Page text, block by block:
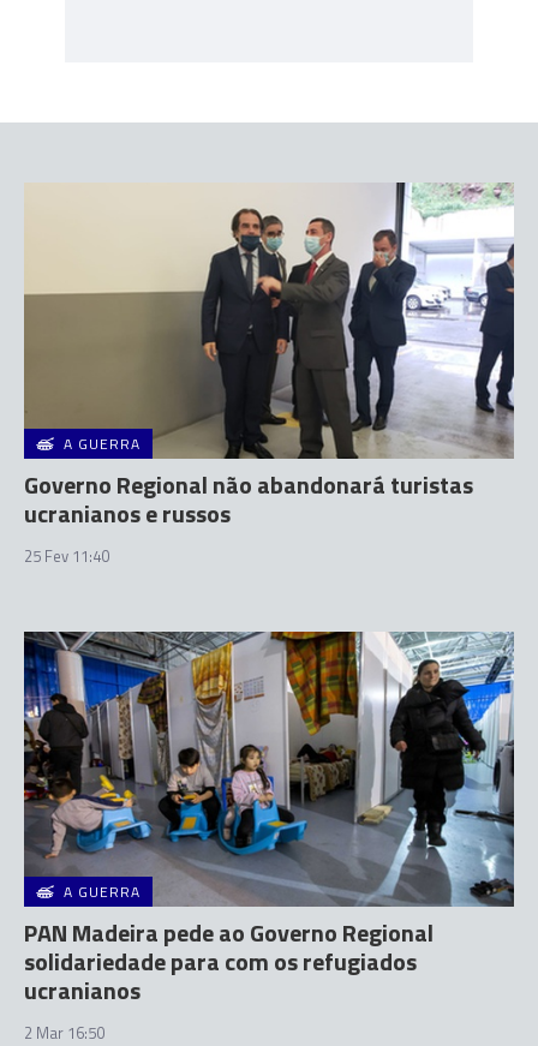
A GUERRA
Governo Regional não abandonará turistas
ucranianos e russos
25 Fev 11:40
A GUERRA
PAN Madeira pede ao Governo Regional
solidariedade para com os refugiados
ucranianos
2 Mar 16:50